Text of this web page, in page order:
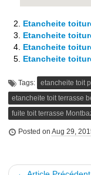
Etancheite
Etancheite
Etancheite
Etancheite
Tags: etancheite toit
etancheite toit terrasse
fuite toit terrasse
Posted on Aug 29,